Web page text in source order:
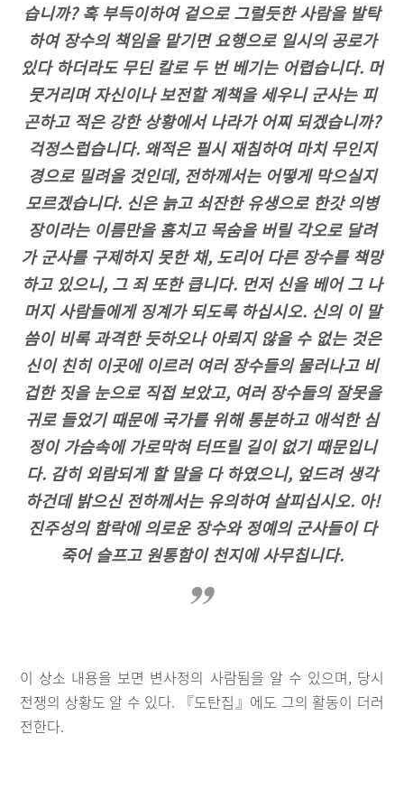
습니까? 혹 부득이하여 겉으로 그럴듯한 사람을 발탁
하여 장수의 책임을 맡기면 요행으로 일시의 공로가
있다 하더라도 무딘 칼로 두 번 베기는 어렵습니다. 머
뭇거리며 자신이나 보전할 계책을 세우니 군사는 피
곤하고 적은 강한 상황에서 나라가 어찌 되겠습니까?
걱정스럽습니다. 왜적은 필시 재침하여 마치 무인지
경으로 밀려올 것인데, 전하께서는 어떻게 막으실지
모르겠습니다. 신은 늙고 쇠잔한 유생으로 한갓 의병
장이라는 이름만을 훔치고 목숨을 버릴 각오로 달려
가 군사를 구제하지 못한 채, 도리어 다른 장수를 책망
하고 있으니, 그 죄 또한 큽니다. 먼저 신을 베어 그 나
머지 사람들에게 징계가 되도록 하십시오. 신의 이 말
씀이 비록 과격한 듯하오나 아뢰지 않을 수 없는 것은
신이 친히 이곳에 이르러 여러 장수들의 물러나고 비
겁한 짓을 눈으로 직접 보았고, 여러 장수들의 잘못을
귀로 들었기 때문에 국가를 위해 통분하고 애석한 심
정이 가슴속에 가로막혀 터뜨릴 길이 없기 때문입니
다. 감히 외람되게 할 말을 다 하였으니, 엎드려 생각
하건데 밝으신 전하께서는 유의하여 살피십시오. 아!
진주성의 함락에 의로운 장수와 정예의 군사들이 다
죽어 슬프고 원통함이 천지에 사무칩니다.
이 상소 내용을 보면 변사정의 사람됨을 알 수 있으며, 당시
전쟁의 상황도 알 수 있다. 『도탄집』에도 그의 활동이 더러
전한다.